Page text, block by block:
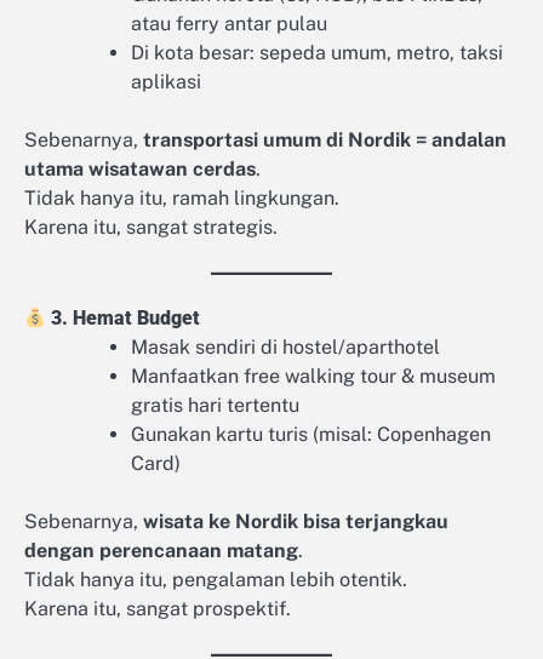
atau ferry antar pulau
Di kota besar: sepeda umum, metro, taksi
aplikasi
Sebenarnya, transportasi umum di Nordik = andalan
utama wisatawan cerdas.
Tidak hanya itu, ramah lingkungan.
Karena itu, sangat strategis.
3. Hemat Budget
Masak sendiri di hostel/aparthotel
Manfaatkan free walking tour & museum
gratis hari tertentu
Gunakan kartu turis (misal: Copenhagen
Card)
Sebenarnya, wisata ke Nordik bisa terjangkau
dengan perencanaan matang.
Tidak hanya itu, pengalaman lebih otentik.
Karena itu, sangat prospektif.